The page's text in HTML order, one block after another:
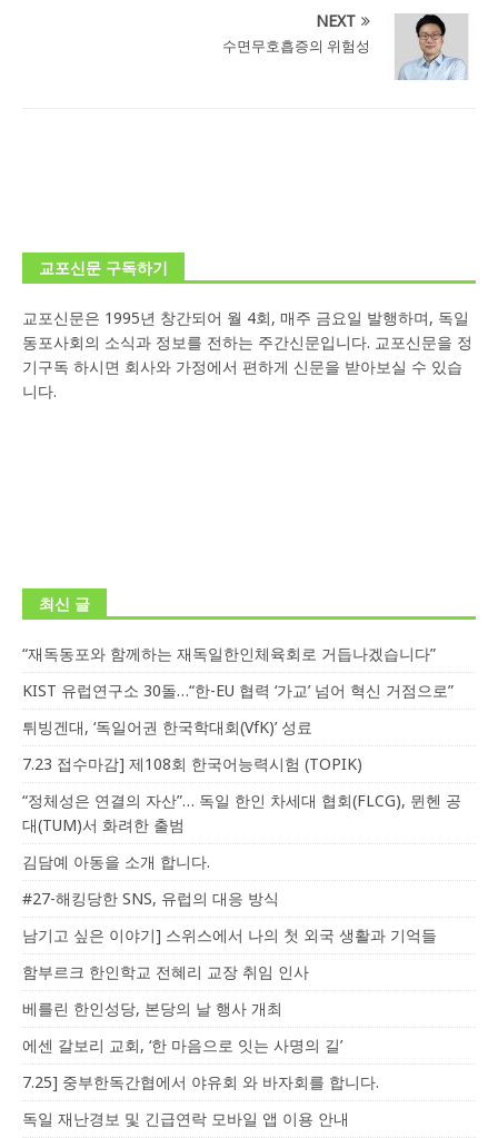
NEXT
수면무호흡증의 위험성
교포신문 구독하기
교포신문은 1995년 창간되어 월 4회, 매주 금요일 발행하며, 독일
동포사회의 소식과 정보를 전하는 주간신문입니다. 교포신문을 정
기구독 하시면 회사와 가정에서 편하게 신문을 받아보실 수 있습
니다.
최신 글
“재독동포와 함께하는 재독일한인체육회로 거듭나겠습니다”
KIST 유럽연구소 30돌…“한-EU 협력 ‘가교’ 넘어 혁신 거점으로”
튀빙겐대, ‘독일어권 한국학대회(VfK)’ 성료
7.23 접수마감] 제108회 한국어능력시험 (TOPIK)
“정체성은 연결의 자산”… 독일 한인 차세대 협회(FLCG), 뮌헨 공
대(TUM)서 화려한 출범
김담예 아동을 소개 합니다.
#27-해킹당한 SNS, 유럽의 대응 방식
남기고 싶은 이야기] 스위스에서 나의 첫 외국 생활과 기억들
함부르크 한인학교 전혜리 교장 취임 인사
베를린 한인성당, 본당의 날 행사 개최
에센 갈보리 교회, ‘한 마음으로 잇는 사명의 길’
7.25] 중부한독간협에서 야유회 와 바자회를 합니다.
독일 재난경보 및 긴급연락 모바일 앱 이용 안내